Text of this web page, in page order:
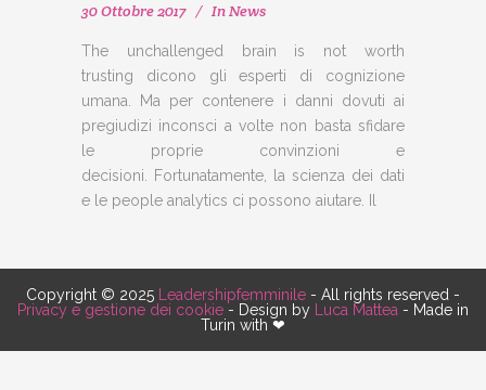
30 Ottobre 2017 InNews
The unchallenged brain is not worth
trusting dicono gli esperti di cognizione
umana. Ma per contenere i danni dovuti ai
pregiudizi inconsci a volte non basta sfidare
le proprie convinzioni e
decisioni. Fortunatamente, la scienza dei dati
e le people analytics ci possono aiutare. Il
Copyright © 2025 Leadershipfemminile - All rights reserved -
Privacy e gestione dei cookie - Design by Luca Mattea - Made in
Turin with ❤